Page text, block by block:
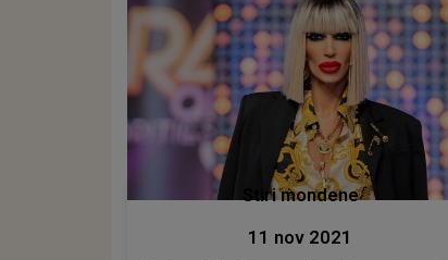
Stiri mondene
11 nov 2021